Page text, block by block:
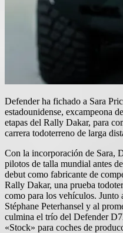
Defender ha fichado a Sara
estadounidense, excampeona
etapas del Rally Dakar, para
carrera todoterreno de larga
Con la incorporación de Sara,
pilotos de talla mundial antes
debut como fabricante de
Rally Dakar, una prueba
como para los vehículos. Junto
Stéphane Peterhansel y al
culmina el trío del Defender
«Stock» para coches de